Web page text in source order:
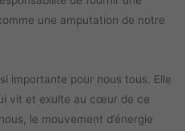
une amputation de notre
importante pour nous tous. Elle
vit et exulte au cœur de ce
le mouvement d’énergie